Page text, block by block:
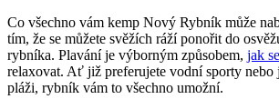
Co všechno vám kemp Nový Rybník může
tím, že se můžete svěžích ráží ponořit do
rybníka. Plavání je výborným způsobem, jak
relaxovat. Ať již preferujete vodní sporty nebo
pláži, rybník vám to všechno umožní.